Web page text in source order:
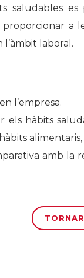
saludables es
a
laboral.
l’empresa.
els hàbits
alimentaris,
amb la